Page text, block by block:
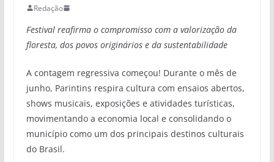
Redação
Festival reafirma o compromisso com a valorização da
floresta, dos povos originários e da sustentabilidade
A contagem regressiva começou! Durante o mês de
junho, Parintins respira cultura com ensaios abertos,
shows musicais, exposições e atividades turísticas,
movimentando a economia local e consolidando o
município como um dos principais destinos culturais
do Brasil.